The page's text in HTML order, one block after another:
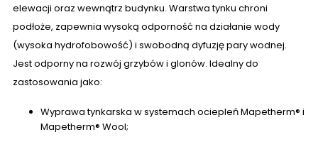
elewacji oraz wewnątrz budynku. Warstwa tynku chroni
podłoże, zapewnia wysoką odporność na działanie wody
(wysoka hydrofobowość) i swobodną dyfuzję pary wodnej.
Jest odporny na rozwój grzybów i glonów. Idealny do
zastosowania jako:
Wyprawa tynkarska w systemach ociepleń Mapetherm® i
Mapetherm® Wool;